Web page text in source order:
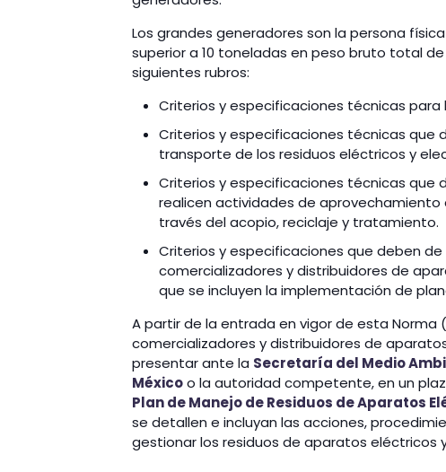
Los grandes generadores son la persona
superior a 10 toneladas en peso bruto total
siguientes rubros:
Criterios y especificaciones técnicas para
Criterios y especificaciones técnicas que
transporte de los residuos eléctricos y
Criterios y especificaciones técnicas que
realicen actividades de
través del acopio, reciclaje y tratamiento.
Criterios y especificaciones que deben
comercializadores y distribuidores de
que se incluyen la implementación de
A partir de la entrada en vigor de esta Norma
comercializadores y distribuidores de
presentar ante la Secretaría del Medio
Méxicoo la autoridad competente, en un
Plan de Manejo de Residuos de Aparatos
se detallen e incluyan las acciones,
gestionar los residuos de aparatos eléctricos